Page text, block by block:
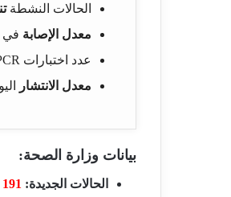
الحالات النشطة
معدل الإصابة في
عدد اختبارات PCR أمس
معدل الانتشار
بيانات وزارة الصحة:
الحالات الجديدة: 191